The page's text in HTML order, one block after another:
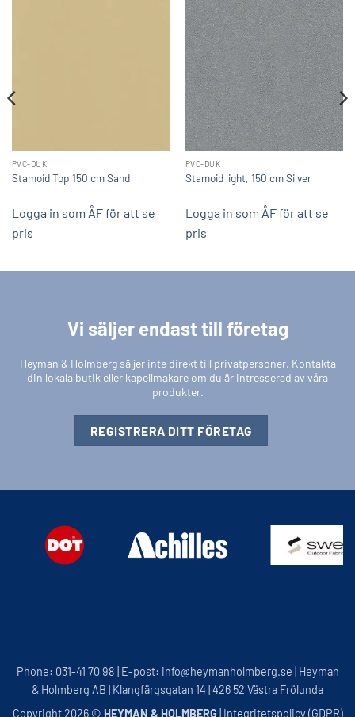
PVC-DUK
Stamoid Top 150 cm Sand
Logga in som ÅF för att se
pris
PVC-DUK
Stamoid light, 150 cm Silver
Logga in som ÅF för att se
pris
Vi säljer endast till företag
Heyman & Holmberg säljer inte direkt till privatpersoner. Kontakta
din lokala butik eller kapellmakare om du är intresserad av våra
produkter.
REGISTRERA DITT FÖRETAG
Phone: 031-41 70 98 | E-post: info@heymanholmberg.se | Heyman
& Holmberg AB | Klangfärgsgatan 14 | 426 52 Västra Frölunda
Copyright 2026 © HEYMAN & HOLMBERG| Integritetspolicy (GDPR)